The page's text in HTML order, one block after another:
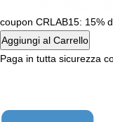
coupon CRLAB15: 15%
Aggiungi al Carrello
Paga in tutta sicurezza